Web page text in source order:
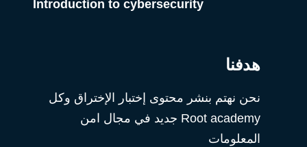
Introduction to cybersecurity
هدفنا
نحن نهتم بنشر محتوى إختبار الإختراق وكل
Root academy جديد في مجال امن
المعلومات